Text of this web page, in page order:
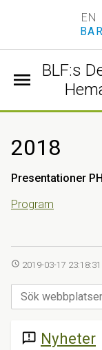
EN
BLF:s
menu
2018
Presentationer
Program
access_time 2019-03-17 23:18:31
announcement Nyheter